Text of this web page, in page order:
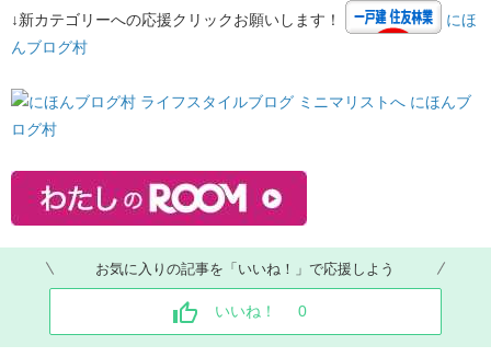
↓新カテゴリーへの応援クリックお願いします！
にほ
んブログ村
にほんブ
ログ村
お気に入りの記事を「いいね！」で応援しよう
いいね！ 0